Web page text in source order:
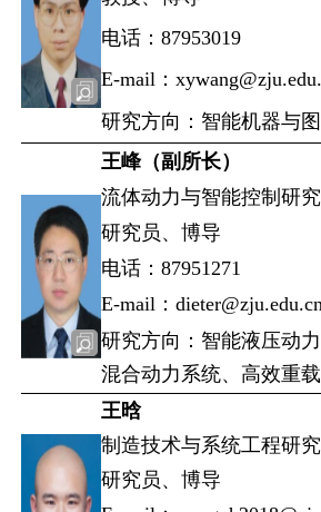
电话：87953019
E-mail：
研究方向：智能机器与
王峰（副所长）
流体动力与智能控制研
研究员、博导
电话：87951271
E-mail：dieter@zju.edu.cn
研究方向：智能液压动
混合动力系统、高效重
王晗
制造技术与系统工程研
研究员、博导